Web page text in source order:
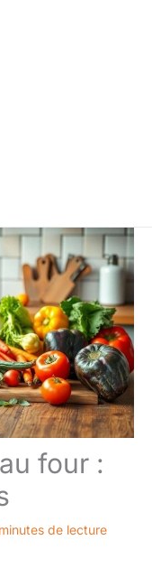
four :
de lecture